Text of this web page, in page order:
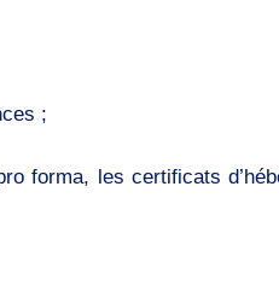
;
forma, les certificats